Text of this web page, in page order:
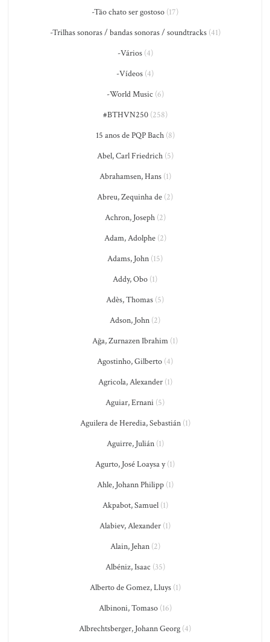
-Tão chato ser gostoso (17)
-Trilhas sonoras / bandas sonoras / soundtracks(41)
-Vários(4)
-Vídeos (4)
-World Music (6)
#BTHVN250(258)
15 anos de PQP Bach(8)
Abel, Carl Friedrich(5)
Abrahamsen, Hans(1)
Abreu, Zequinha de (2)
Achron, Joseph(2)
Adam, Adolphe(2)
Adams, John (15)
Addy, Obo (1)
Adès, Thomas (5)
Adson, John (2)
Ağa, Zurnazen Ibrahim (1)
Agostinho, Gilberto (4)
Agricola, Alexander(1)
Aguiar, Ernani (5)
Aguilera de Heredia, Sebastián(1)
Aguirre, Julián(1)
Agurto, José Loaysa y(1)
Ahle, Johann Philipp(1)
Akpabot, Samuel(1)
Alabiev, Alexander (1)
Alain, Jehan(2)
Albéniz, Isaac (35)
Alberto de Gomez, Lluys(1)
Albinoni, Tomaso(16)
Albrechtsberger, Johann Georg (4)